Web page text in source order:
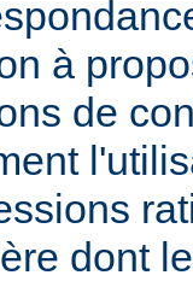
à
de
dont